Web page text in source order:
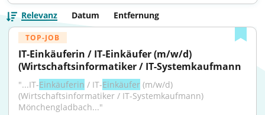
Relevanz Datum Entfernung
TOP-JOB
IT-Einkäuferin / IT-Einkäufer (m/w/d)
(Wirtschaftsinformatiker / IT-Systemkaufmann
"...IT-Einkäuferin / IT-Einkäufer (m/w/d)
(Wirtschaftsinformatiker / IT-Systemkaufmann)
Mönchengladbach..."